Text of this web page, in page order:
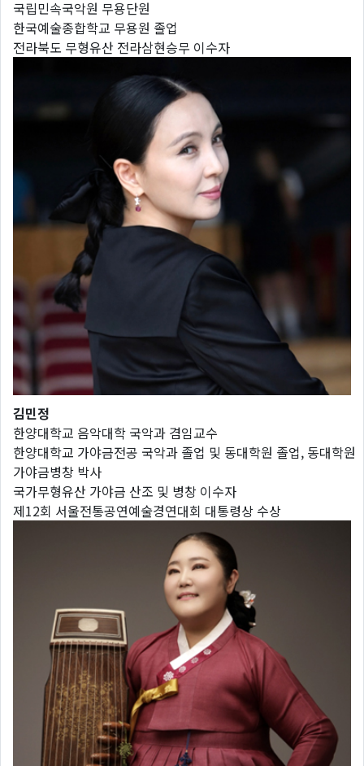
국립민속국악원 무용단원
한국예술종합학교 무용원 졸업
전라북도 무형유산 전라삼현승무 이수자
김민정
한양대학교 음악대학 국악과 겸임교수
한양대학교 가야금전공 국악과 졸업 및 동대학원 졸업, 동대학원
가야금병창 박사
국가무형유산 가야금 산조 및 병창 이수자
제12회 서울전통공연예술경연대회 대통령상 수상